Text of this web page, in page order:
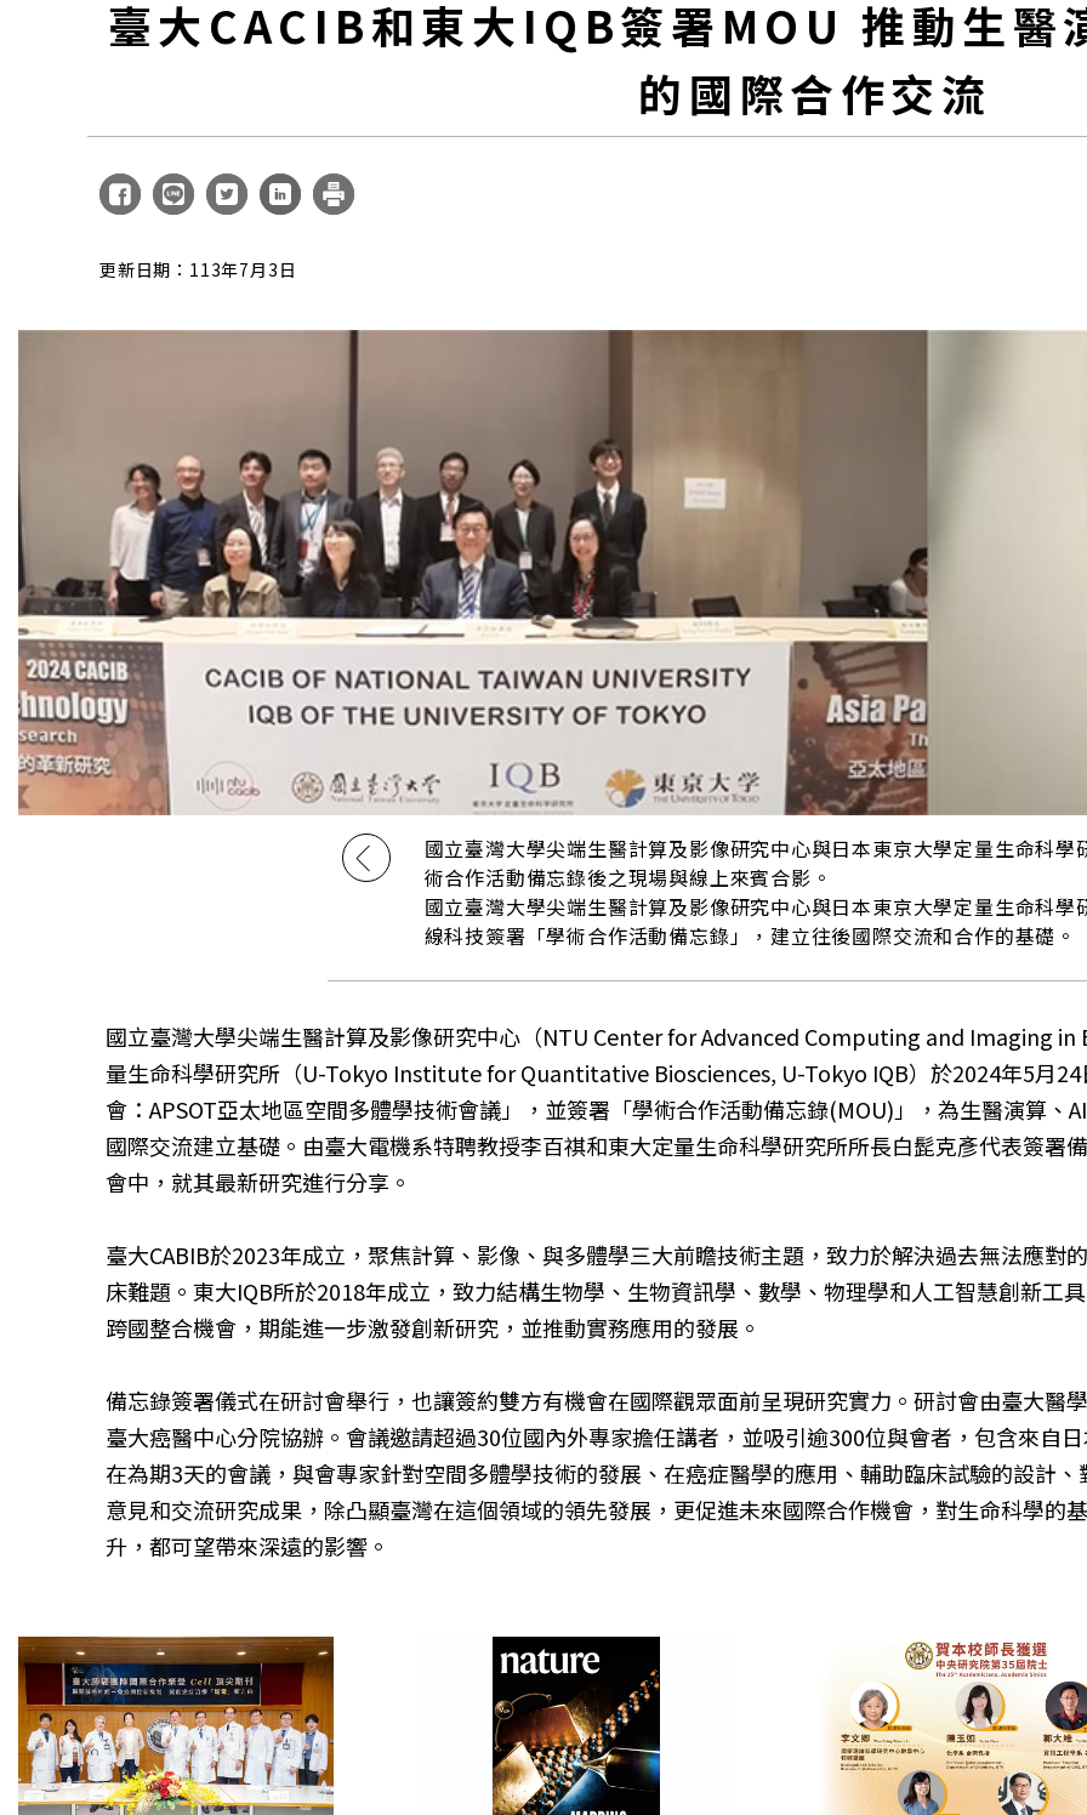
臺大CACIB和東大IQB簽署MOU 推動生醫
的國際合作交流
更新日期：113年7月3日
國立臺灣大學尖端生醫計算及影像研究中心與日本東京大學定量生命科學
術合作活動備忘錄後之現場與線上來賓合影。
國立臺灣大學尖端生醫計算及影像研究中心與日本東京大學定量生命科學
線科技簽署「學術合作活動備忘錄」，建立往後國際交流和合作的基礎。
國立臺灣大學尖端生醫計算及影像研究中心（NTU Center for Advanced Computing and Imaging in
量生命科學研究所（U-Tokyo Institute for Quantitative Biosciences, U-Tokyo IQB）於2024年5月
會：APSOT亞太地區空間多體學技術會議」，並簽署「學術合作活動備忘錄(MOU)」，為生醫演算、
國際交流建立基礎。由臺大電機系特聘教授李百祺和東大定量生命科學研究所所長白髭克彥代表簽署
會中，就其最新研究進行分享。
臺大CABIB於2023年成立，聚焦計算、影像、與多體學三大前瞻技術主題，致力於解決過去無法應對
床難題。東大IQB所於2018年成立，致力結構生物學、生物資訊學、數學、物理學和人工智慧創新工
跨國整合機會，期能進一步激發創新研究，並推動實務應用的發展。
備忘錄簽署儀式在研討會舉行，也讓簽約雙方有機會在國際觀眾面前呈現研究實力。研討會由臺大醫
臺大癌醫中心分院協辦。會議邀請超過30位國內外專家擔任講者，並吸引逾300位與會者，包含來自
在為期3天的會議，與會專家針對空間多體學技術的發展、在癌症醫學的應用、輔助臨床試驗的設計
意見和交流研究成果，除凸顯臺灣在這個領域的領先發展，更促進未來國際合作機會，對生命科學的
升，都可望帶來深遠的影響。